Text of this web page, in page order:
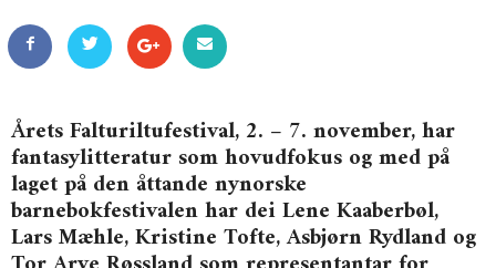
Årets Falturiltufestival, 2. – 7. november, har
fantasylitteratur som hovudfokus og med på
laget på den åttande nynorske
barnebokfestivalen har dei Lene Kaaberbøl,
Lars Mæhle, Kristine Tofte, Asbjørn Rydland og